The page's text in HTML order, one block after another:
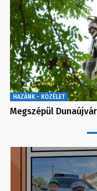
HAZÁNK - KÖZÉLET
Megszépül